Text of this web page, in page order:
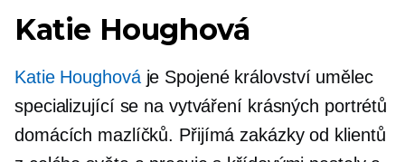
Katie Houghová
Katie Houghováje Spojené královstvíumělec
specializující se na vytváření krásných portrétů
domácích mazlíčků. Přijímá zakázky od klientů